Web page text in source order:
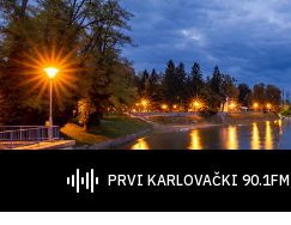
PRVI KARLOVAČKI 90.1FM